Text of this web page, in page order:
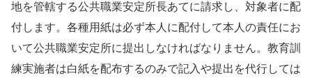
地を管轄する公共職業安定所長あてに請求し、対象者に配
付します。各種用紙は必ず本人に配付して本人の責任にお
いて公共職業安定所に提出しなければなりません。教育訓
練実施者は白紙を配布するのみで記入や提出を代行しては